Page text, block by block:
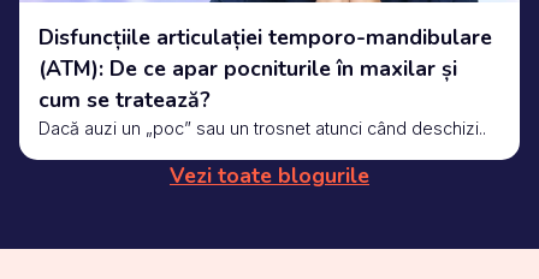
Disfuncțiile articulației temporo-mandibulare
(ATM): De ce apar pocniturile în maxilar și
cum se tratează?
Dacă auzi un „poc” sau un trosnet atunci când deschizi..
Vezi toate blogurile